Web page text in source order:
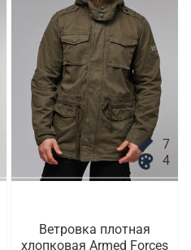
7
4
Ветровка плотная
хлопковая Armed Forces